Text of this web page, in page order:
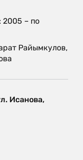
: 2005 – по
Райымкулов,
Исанова,